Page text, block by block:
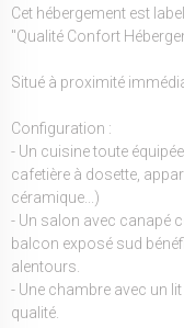
Cet hébergement est
"Qualité Confort
Situé à proximité
Configuration :
- Un cuisine toute
cafetière à dosette,
céramique...)
- Un salon avec canapé
balcon exposé sud
alentours.
- Une chambre avec un
qualité.